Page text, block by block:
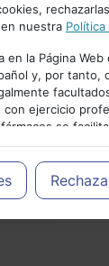
nuestra
en la Página
y, por tanto,
ejercicio
se
más
PUBLICIDAD